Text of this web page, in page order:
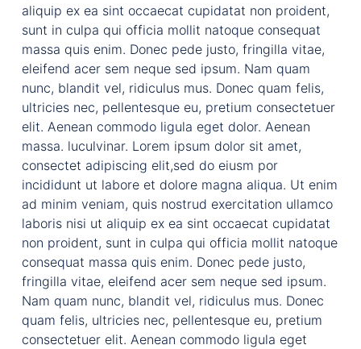
aliquip ex ea sint occaecat cupidatat non proident,
sunt in culpa qui officia mollit natoque consequat
massa quis enim. Donec pede justo, fringilla vitae,
eleifend acer sem neque sed ipsum. Nam quam
nunc, blandit vel, ridiculus mus. Donec quam felis,
ultricies nec, pellentesque eu, pretium consectetuer
elit. Aenean commodo ligula eget dolor. Aenean
massa. luculvinar. Lorem ipsum dolor sit amet,
consectet adipiscing elit,sed do eiusm por
incididunt ut labore et dolore magna aliqua. Ut enim
ad minim veniam, quis nostrud exercitation ullamco
laboris nisi ut aliquip ex ea sint occaecat cupidatat
non proident, sunt in culpa qui officia mollit natoque
consequat massa quis enim. Donec pede justo,
fringilla vitae, eleifend acer sem neque sed ipsum.
Nam quam nunc, blandit vel, ridiculus mus. Donec
quam felis, ultricies nec, pellentesque eu, pretium
consectetuer elit. Aenean commodo ligula eget